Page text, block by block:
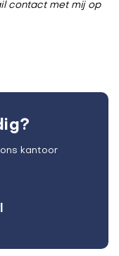
contact met mij op
kantoor